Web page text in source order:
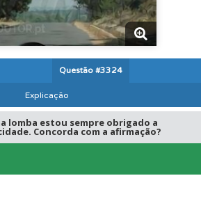
Questão #3324
Explicação
lomba estou sempre obrigado a
Concorda com a afirmação?